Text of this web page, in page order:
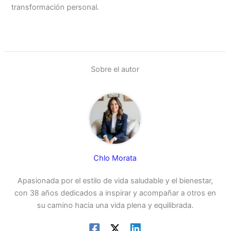
transformación personal.
Sobre el autor
Chlo Morata
Apasionada por el estilo de vida saludable y el bienestar,
con 38 años dedicados a inspirar y acompañar a otros en
su camino hacia una vida plena y equilibrada.